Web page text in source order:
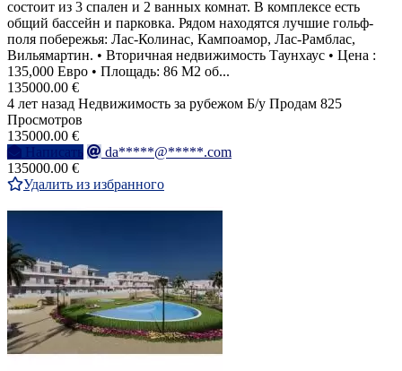
состоит из 3 спален и 2 ванных комнат. В комплексе есть
общий бассейн и парковка. Рядом находятся лучшие гольф-
поля побережья: Лас-Колинас, Кампоамор, Лас-Рамблас,
Вильямартин. • Вторичная недвижимость Таунхаус • Цена :
135,000 Евро • Площадь: 86 M2 об...
135000.00 €
4 лет назад Недвижимость за рубежом Б/у Продам 825
Просмотров
135000.00 €
Написать
da*****@*****.com
135000.00 €
Удалить из избранного